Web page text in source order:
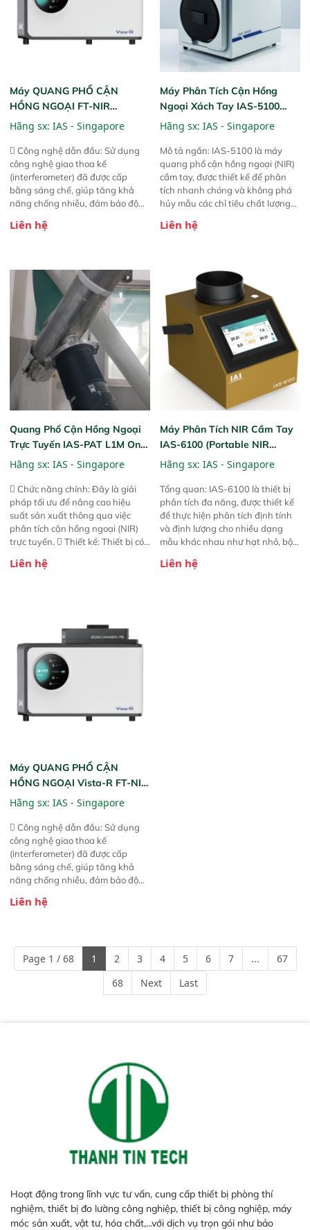
Máy QUANG PHỔ CẬN
HỒNG NGOẠI FT-NIR
Analyzer Vista-R
Hãng sx: IAS - Singapore
 Công nghệ dẫn đầu: Sử dụng
công nghệ giao thoa kế
(interferometer) đã được cấp
bằng sáng chế, giúp tăng khả
năng chống nhiễu, đảm bảo độ
Phạm vi ứng dụng rộng: Đáp ứng
ngành công nghiệp khác nhau. 
Độ nhạy cao: Trang bị đầu dò
InGaAs độ nhạy cao, cung cấp
phản hồi phổ tuyến tính đầy đủ,
đảm bảo độ chính xác và khả
năng lặp lại tối ưu.
Liên hệ
Máy Phân Tích Cận Hồng
Ngoại Xách Tay IAS-5100
(Portable NIR Analyzer)
Hãng sx: IAS - Singapore
Mô tả ngắn: IAS-5100 là máy
quang phổ cận hồng ngoại (NIR)
cầm tay, được thiết kế để phân
tích nhanh chóng và không phá
hủy mẫu các chỉ tiêu chất lượng
Thiết bị linh hoạt cho nhiều kịch
trực tiếp ngoài đồng ruộng.
Liên hệ
Quang Phổ Cận Hồng Ngoại
Trực Tuyến IAS-PAT L1M On-
Line NIR
Hãng sx: IAS - Singapore
 Chức năng chính: Đây là giải
pháp tối ưu để nâng cao hiệu
suất sản xuất thông qua việc
phân tích cận hồng ngoại (NIR)
trực tuyến.  Thiết kế: Thiết bị có
hỗ trợ tản nhiệt tăng cường và đã
liệu để tăng chỉ số ROI cho doanh
nghiệp.
Liên hệ
Máy Phân Tích NIR Cầm Tay
IAS-6100 (Portable NIR
Analyzer)
Hãng sx: IAS - Singapore
Tổng quan: IAS-6100 là thiết bị
phân tích đa năng, được thiết kế
để thực hiện phân tích định tính
và định lượng cho nhiều dạng
mẫu khác nhau như hạt nhỏ, bột,
này cho phép bất kỳ ai cũng có
Liên hệ
Máy QUANG PHỔ CẬN
HỒNG NGOẠI Vista-R FT-NIR
(Vista-R FT-NIR Analyzer)
Hãng sx: IAS - Singapore
 Công nghệ dẫn đầu: Sử dụng
công nghệ giao thoa kế
(interferometer) đã được cấp
bằng sáng chế, giúp tăng khả
năng chống nhiễu, đảm bảo độ
Phạm vi ứng dụng rộng: Đáp ứng
ngành công nghiệp khác nhau. 
Độ nhạy cao: Trang bị đầu dò
InGaAs độ nhạy cao, cung cấp
phản hồi phổ tuyến tính đầy đủ,
đảm bảo độ chính xác và khả
Liên hệ
Page 1 / 68 1 2 3 4 5 6 7 ...
67
68
Next Last
Hoạt động trong lĩnh vực tư vấn, cung cấp thiết bị phòng thí
nghiệm, thiết bị đo lường công nghiệp, thiết bị công nghiệp, máy
móc sản xuất, vật tư, hóa chất,...với dịch vụ trọn gói như bảo